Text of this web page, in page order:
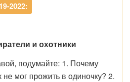
2022:
и охотники
подумайте: 1. Почему
мог прожить в одиночку? 2.